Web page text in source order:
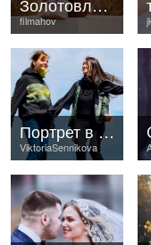
filmahov
ViktoriaSennikova
Портрет в прыжке